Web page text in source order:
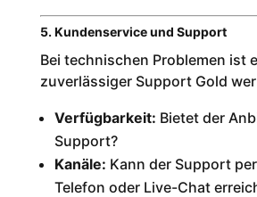
5. Kundenservice und Support
Bei technischen Problemen ist
zuverlässiger Support Gold
Verfügbarkeit: Bietet der
Support?
Kanäle: Kann der Support
Telefon oder Live-Chat